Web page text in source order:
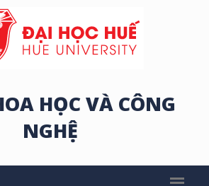
HỌC VÀ CÔNG
NGHỆ